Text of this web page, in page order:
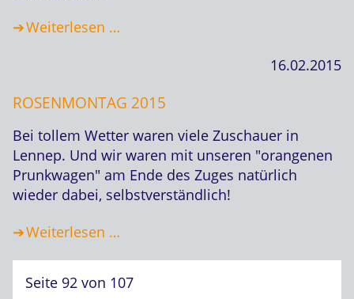
Weiterlesen …
16.02.2015
ROSENMONTAG 2015
Bei tollem Wetter waren viele Zuschauer in
Lennep. Und wir waren mit unseren "orangenen
Prunkwagen" am Ende des Zuges natürlich
wieder dabei, selbstverständlich!
Weiterlesen …
Seite 92 von 107